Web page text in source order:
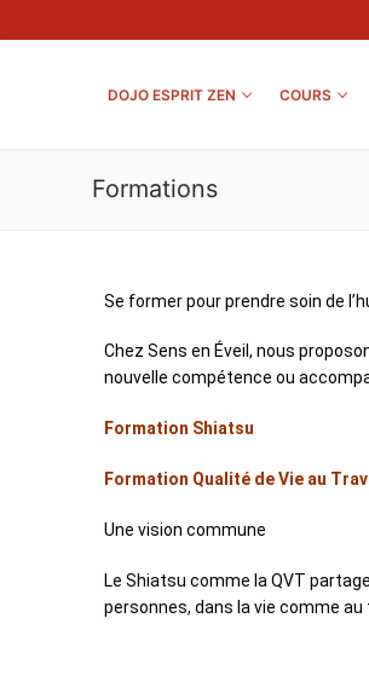
DOJO ESPRIT ZEN COURS
Formations
Se former pour prendre soin de
Chez Sens en Éveil, nous
nouvelle compétence ou
Formation Shiatsu
Formation Qualité de Vie au
Une vision commune
Le Shiatsu comme la QVT
personnes, dans la vie comme au